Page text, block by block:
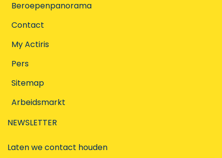
Beroepenpanorama
Contact
My Actiris
Pers
Sitemap
Arbeidsmarkt
NEWSLETTER
Laten we contact houden